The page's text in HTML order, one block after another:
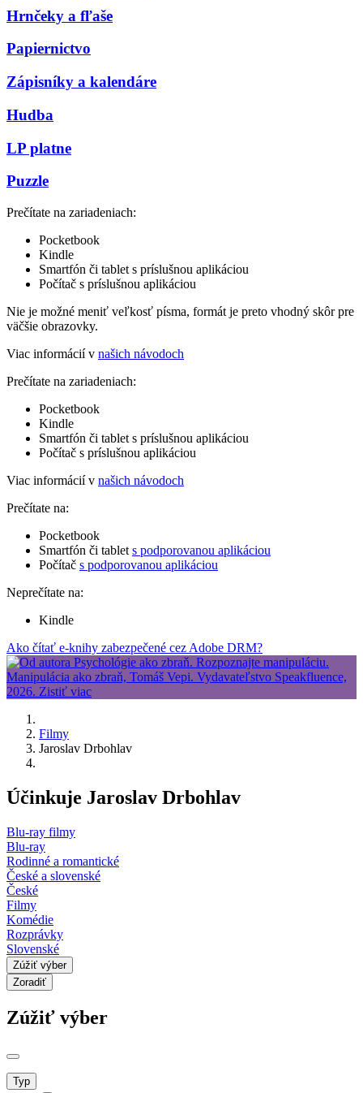
Hrnčeky a fľaše
Papiernictvo
Zápisníky a kalendáre
Hudba
LP platne
Puzzle
Prečítate na zariadeniach:
Pocketbook
Kindle
Smartfón či tablet s príslušnou aplikáciou
Počítač s príslušnou aplikáciou
Nie je možné meniť veľkosť písma, formát je preto vhodný skôr pre
väčšie obrazovky.
Viac informácií v našich návodoch
Prečítate na zariadeniach:
Pocketbook
Kindle
Smartfón či tablet s príslušnou aplikáciou
Počítač s príslušnou aplikáciou
Viac informácií v našich návodoch
Prečítate na:
Pocketbook
Smartfón či tablet s podporovanou aplikáciou
Počítač s podporovanou aplikáciou
Neprečítate na:
Kindle
Ako čítať e-knihy zabezpečené cez Adobe DRM?
Filmy
Jaroslav Drbohlav
Účinkuje Jaroslav Drbohlav
Blu-ray filmy
Blu-ray
Rodinné a romantické
České a slovenské
České
Filmy
Komédie
Rozprávky
Slovenské
Zúžiť výber
Zoradiť
Zúžiť výber
Typ